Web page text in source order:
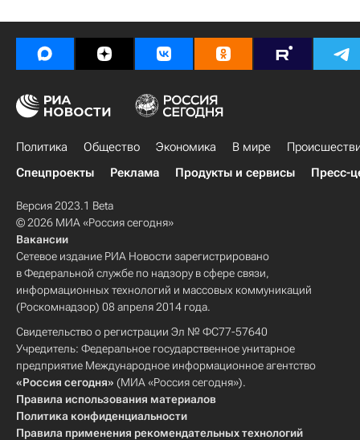
Политика Общество Экономика В мире
Спецпроекты
Реклама Продукты и сервисы Пресс-
Версия 2023.1 Beta
© 2026 МИА «Россия сегодня»
Вакансии
Сетевое издание РИА Новости зарегистрировано
в Федеральной службе по надзору в сфере связи,
информационных технологий и массовых коммуникаций
(Роскомнадзор) 08 апреля 2014 года.
Свидетельство о регистрации Эл № ФС77-57640
Учредитель: Федеральное государственное унитарное
предприятие Международное информационное агентство
«Россия сегодня» (МИА «Россия сегодня»).
Правила использования материалов
Политика конфиденциальности
Правила применения рекомендательных технологий